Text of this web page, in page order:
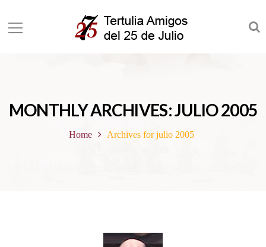
MONTHLY ARCHIVES: JULIO 2005
Home Archives for julio 2005